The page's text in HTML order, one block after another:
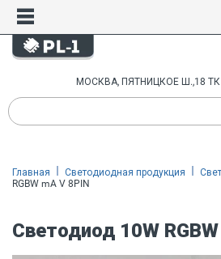
МОСКВА, ПЯТНИЦКОЕ Ш.,18
Главная Светодиодная продукция
RGBW mA V 8PIN
Светодиод 10W